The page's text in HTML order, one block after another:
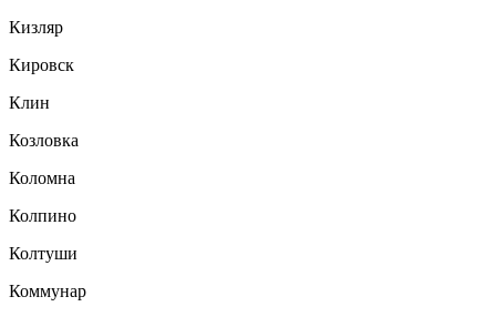
Кизляр
Кировск
Клин
Козловка
Коломна
Колпино
Колтуши
Коммунар